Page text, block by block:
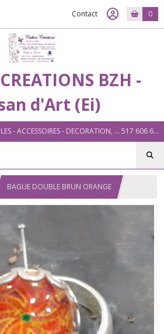
Contact 0
BZH -
d'Art (Ei)
Créateur Artisan d'Art. TEXTILES - ACCESSOIRES - DECORATION, ... 517 606 604 00026 Plouigneau (29)
BAGUE DOUBLE BRUN ORANGE